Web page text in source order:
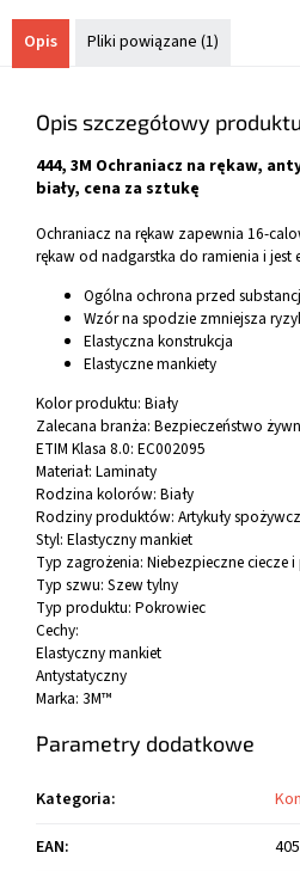
Opis Pliki powiązane (1)
Opis szczegółowy produktu
444, 3M Ochraniacz na rękaw,
biały, cena za sztukę
Ochraniacz na rękaw zapewnia 16-
rękaw od nadgarstka do ramienia i jest
Ogólna ochrona przed
Wzór na spodzie zmniejsza
Elastyczna konstrukcja
Elastyczne mankiety
Kolor produktu: Biały
Zalecana branża: Bezpieczeństwo
ETIM Klasa 8.0: EC002095
Materiał: Laminaty
Rodzina kolorów: Biały
Rodziny produktów: Artykuły
Styl: Elastyczny mankiet
Typ zagrożenia: Niebezpieczne ciecze i
Typ szwu: Szew tylny
Typ produktu: Pokrowiec
Cechy:
Elastyczny mankiet
Antystatyczny
Marka: 3M™
Parametry dodatkowe
Kategoria:
EAN: